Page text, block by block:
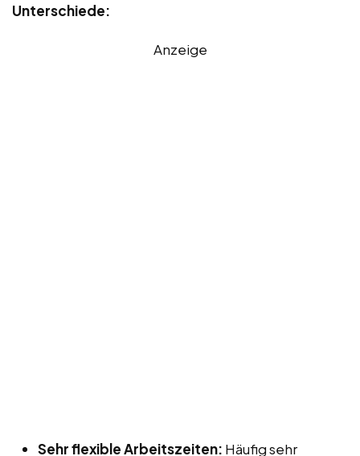
Unterschiede:
Anzeige
Sehr flexible Arbeitszeiten: Häufig sehr